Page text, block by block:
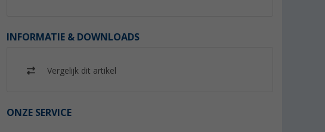
INFORMATIE & DOWNLOADS
Vergelijk dit artikel
ONZE SERVICE